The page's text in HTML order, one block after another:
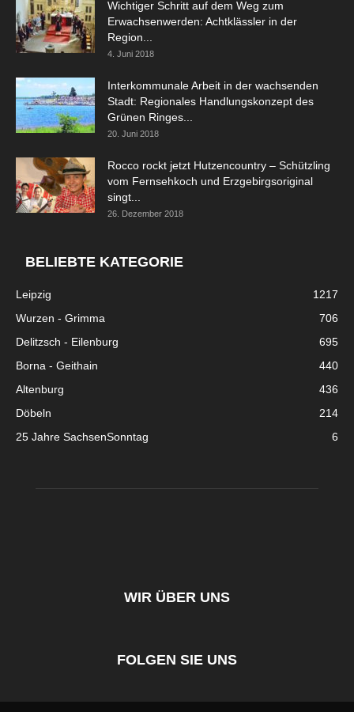
Wichtiger Schritt auf dem Weg zum
Erwachsenwerden: Achtklässler in der
Region...
4. Juni 2018
Interkommunale Arbeit in der wachsenden
Stadt: Regionales Handlungskonzept des
Grünen Ringes...
20. Juni 2018
Rocco rockt jetzt Hutzencountry – Schützling
vom Fernsehkoch und Erzgebirgsoriginal
singt...
26. Dezember 2018
BELIEBTE KATEGORIE
Leipzig
1217
Wurzen - Grimma
706
Delitzsch - Eilenburg
695
Borna - Geithain
440
Altenburg
436
Döbeln
214
25 Jahre SachsenSonntag
6
WIR ÜBER UNS
FOLGEN SIE UNS